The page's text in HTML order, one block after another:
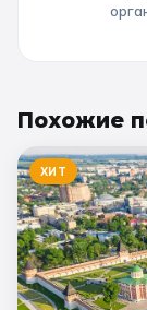
Похожие
ХИТ